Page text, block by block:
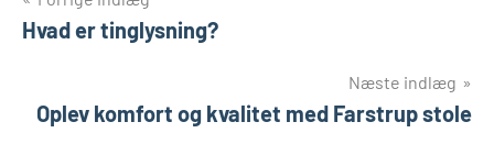
Hvad er tinglysning?
Næste indlæg
Oplev komfort og kvalitet med Farstrup stole